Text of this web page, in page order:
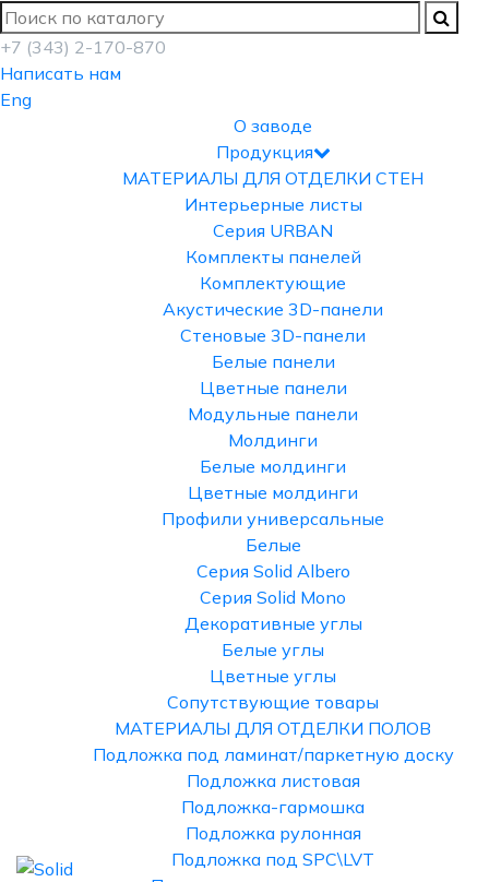
+7 (343) 2-170-870
Написать нам
Eng
О заводе
Продукция
МАТЕРИАЛЫ ДЛЯ ОТДЕЛКИ СТЕН
Интерьерные листы
Серия URBAN
Комплекты панелей
Комплектующие
Акустические 3D-панели
Стеновые 3D-панели
Белые панели
Цветные панели
Модульные панели
Молдинги
Белые молдинги
Цветные молдинги
Профили универсальные
Белые
Серия Solid Albero
Серия Solid Mono
Декоративные углы
Белые углы
Цветные углы
Сопутствующие товары
МАТЕРИАЛЫ ДЛЯ ОТДЕЛКИ ПОЛОВ
Подложка под ламинат/паркетную доску
Подложка листовая
Подложка-гармошка
Подложка рулонная
Подложка под SPC\LVT